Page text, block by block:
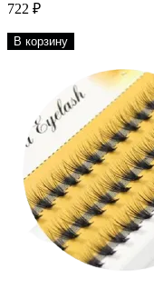
722 ₽
В корзину